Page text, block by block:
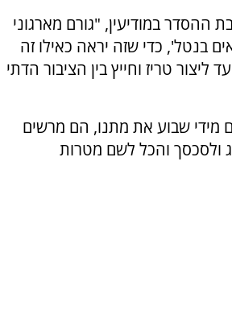
ההסדר במודיעין, "גורם מארגוני
בנטל', כדי שזה יראה כאילו זה
טריז וחייץ בין הציבור הדתי
מידי שבוע את מתנו, הם מרשים
ולסכסך והכל לשם מטרות